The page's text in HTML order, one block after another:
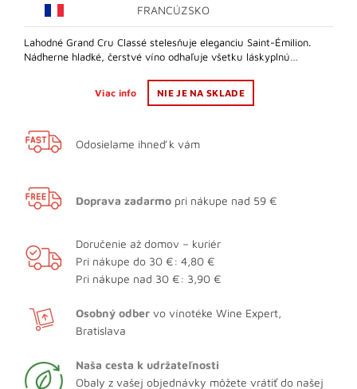
FRANCÚZSKO
Lahodné Grand Cru Classé stelesňuje eleganciu Saint-Émilion.
Nádherne hladké, čerstvé víno odhaľuje všetku láskyplnú…
Viac info NIE JE NA SKLADE
Odosielame ihneď k vám
Doprava zadarmo pri nákupe nad 59 €
Doručenie až domov – kuriér
Pri nákupe do 30 €: 4,80 €
Pri nákupe nad 30 €: 3,90 €
Osobný odber vo vínotéke Wine Expert,
Bratislava
Naša cesta k udržateľnosti
Obaly z vašej objednávky môžete vrátiť do našej